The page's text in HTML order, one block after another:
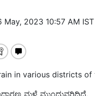
May, 2023 10:57 AM IST
in various districts of